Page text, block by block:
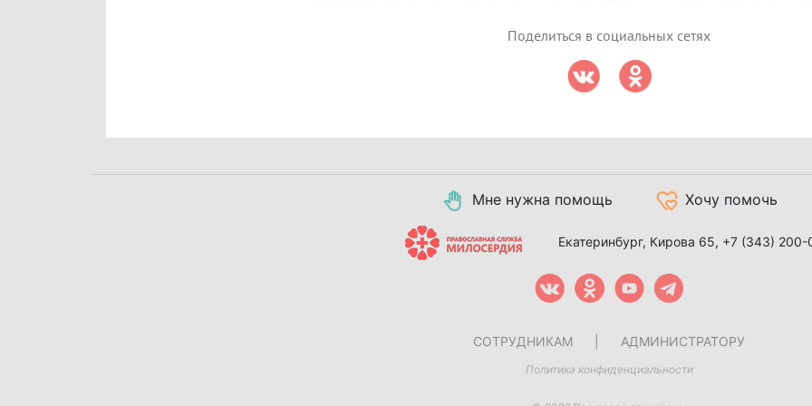
Поделиться в социальных сетях
Мне нужна помощь Хочу помочь
Екатеринбург, Кирова 65, +7 (343) 200-
СОТРУДНИКАМ АДМИНИСТРАТОРУ
Политика конфиденциальности